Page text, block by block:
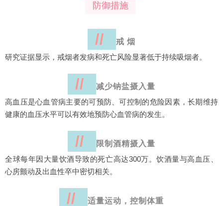
防御措施
//
戒 烟
研究证据显示，戒烟者发病和死亡风险显著低于持续吸烟者。
//
减少钠盐摄入量
高血压是心血管病主要的可预防、可控制的危险因素，长期维持
健康的血压水平可以有效地预防心血管病的发生。
//
限制酒精摄入量
全球每年因大量饮酒导致的死亡高达300万。饮酒量与高血压、
心房颤动及出血性卒中密切相关。
//
适量运动，控制体重